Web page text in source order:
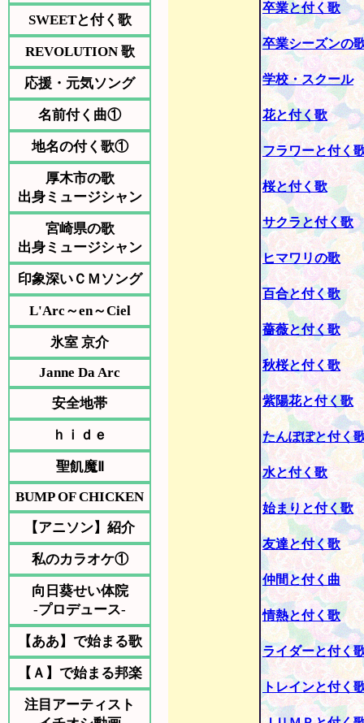
SWEETと付く歌
REVOLUTION 歌
応援・元気ソング
名前付く曲①
地名の付く歌①
厚木市の歌
出身ミュージシャン
宮崎県の歌
出身ミュージシャン
印象深いＣＭソング
L'Arc～en～Ciel
氷室 京介
Janne Da Arc
安全地帯
ｈｉｄｅ
聖飢魔Ⅱ
BUMP OF CHICKEN
【アニソン】紹介
私のカラオケ①
向日葵せい体院
-プロデュース-
【ああ】で始まる歌
【Ａ】で始まる邦楽
注目アーティスト
卒業と付く歌
卒業シーズンの
学校・スクール
花と付く歌
フラワーと付く
桜と付く歌
サクラと付く歌
ヒマワリの歌
百合と付く歌
薔薇と付く歌
秋桜と付く歌
紫陽花と付く歌
たんぽぽと付く
水と付く歌
始まりと付く歌
友達と付く歌
仲間と付く曲
情熱と付く歌
ライダーと付く
トレインと付く